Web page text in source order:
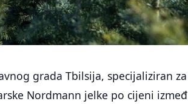
grada Tbilsija, specijaliziran za
Nordmann jelke po cijeni